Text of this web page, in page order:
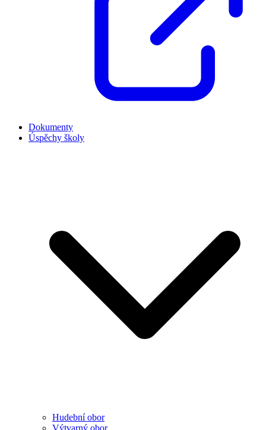
Dokumenty
Úspěchy školy
Hudební obor